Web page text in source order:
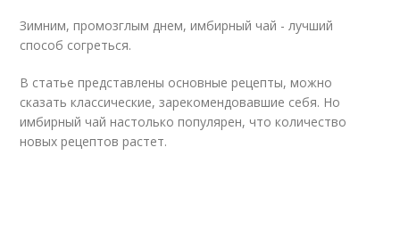
Зимним, промозглым днем, имбирный чай - лучший
способ согреться.
В статье представлены основные рецепты, можно
сказать классические, зарекомендовавшие себя. Но
имбирный чай настолько популярен, что количество
новых рецептов растет.